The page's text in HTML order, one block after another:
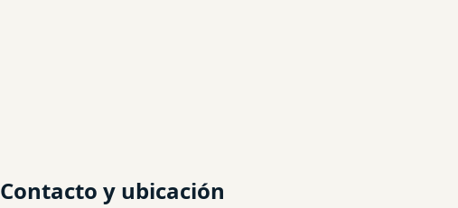
Contacto y ubicación